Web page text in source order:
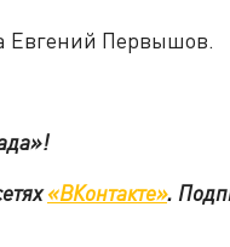
Евгений Первышов.
«ВКонтакте».